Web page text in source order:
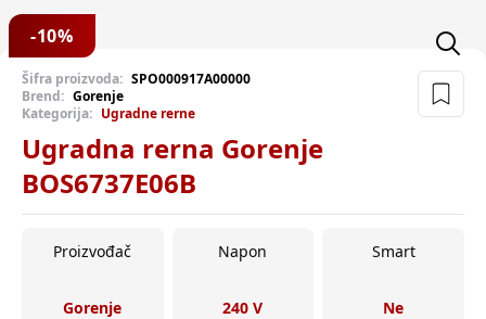
-10%
Šifra proizvoda: SPO000917A00000
Brend: Gorenje
Kategorija: Ugradne rerne
Ugradna rerna Gorenje
BOS6737E06B
Proizvođač
Gorenje
Napon
240 V
Smart
Ne